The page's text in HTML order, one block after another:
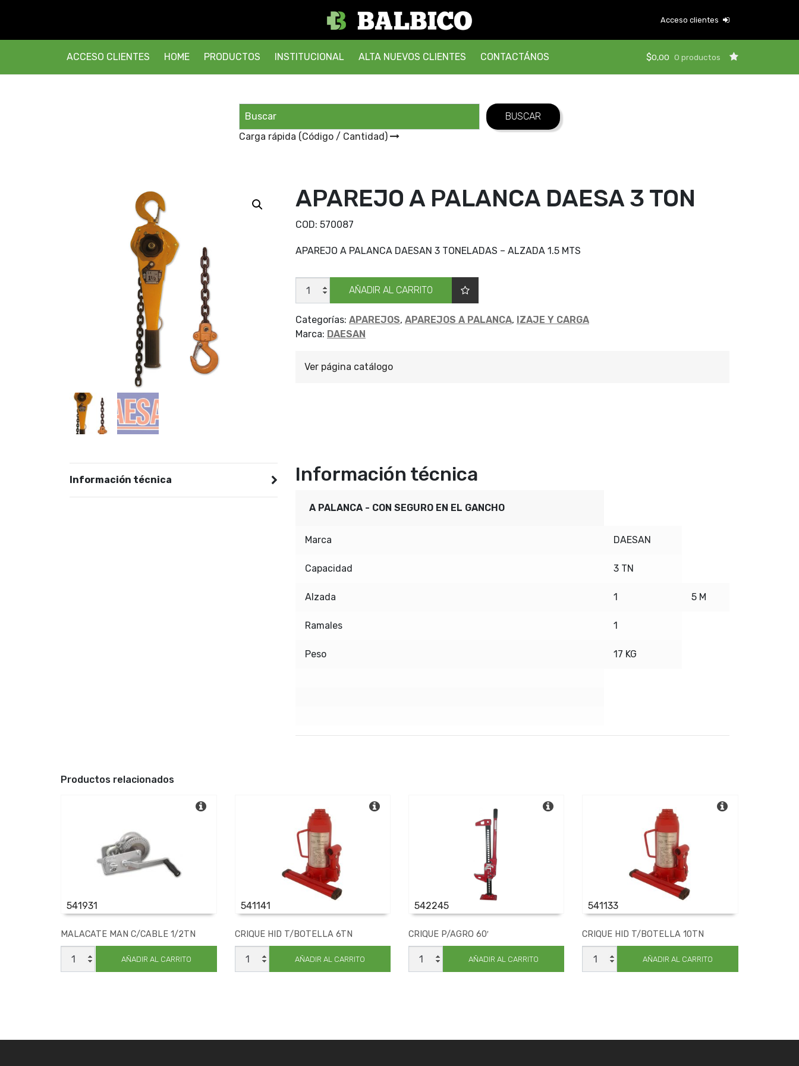
Acceso clientes
ACCESO CLIENTES HOME PRODUCTOS INSTITUCIONAL ALTA NUEVOS CLIENTES CONTACTÁNOS $0,00 0 productos
Carga rápida (Código / Cantidad)
APAREJO A PALANCA DAESA 3 TON
COD: 570087
APAREJO A PALANCA DAESAN 3 TONELADAS – ALZADA 1.5 MTS
APAREJO
PALANCA
3
TON
cantidad
AÑADIR AL CARRITO
Categorías: APAREJOS, APAREJOS A PALANCA, IZAJE Y CARGA
Marca: DAESAN
Ver página catálogo
Información técnica Información técnica
A PALANCA - CON SEGURO EN EL GANCHO
Marca DAESAN
Capacidad 3 TN
Alzada 1 5 M
Ramales 1
Peso 17 KG
Productos relacionados
541931
MALACATE MAN C/CABLE 1/2TN
MALACATE
MAN
C/CABLE
AÑADIR AL CARRITO
541141
CRIQUE HID T/BOTELLA 6TN
CRIQUE
HID
T/BOTELLA
AÑADIR AL CARRITO
542245
CRIQUE P/AGRO 60′
CRIQUE
P/AGRO
60'
AÑADIR AL CARRITO
541133
CRIQUE HID T/BOTELLA 10TN
CRIQUE
HID
T/BOTELLA
AÑADIR AL CARRITO